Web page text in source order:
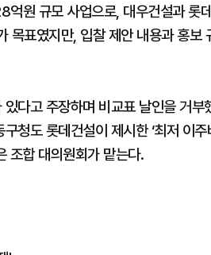
원 규모 사업으로, 대우건설과 롯
목표였지만, 입찰 제안 내용과 홍보
다고 주장하며 비교표 날인을 거부
청도 롯데건설이 제시한 ‘최저 이
조합 대의원회가 맡는다.